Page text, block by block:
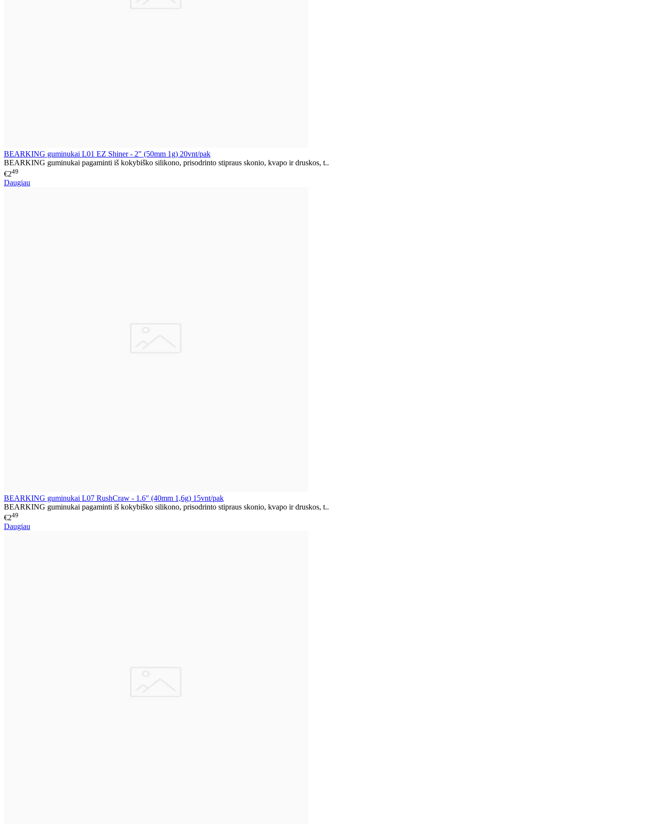
BEARKING guminukai L01 EZ Shiner - 2" (50mm 1g) 20vnt/pak
BEARKING guminukai pagaminti iš kokybiško silikono, prisodrinto stipraus skonio, kvapo ir druskos, t..
€249
Daugiau
BEARKING guminukai L07 RushCraw - 1.6" (40mm 1,6g) 15vnt/pak
BEARKING guminukai pagaminti iš kokybiško silikono, prisodrinto stipraus skonio, kvapo ir druskos, t..
€249
Daugiau